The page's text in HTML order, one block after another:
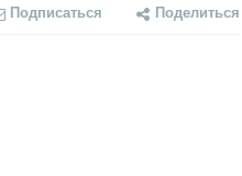
Подписаться Поделиться